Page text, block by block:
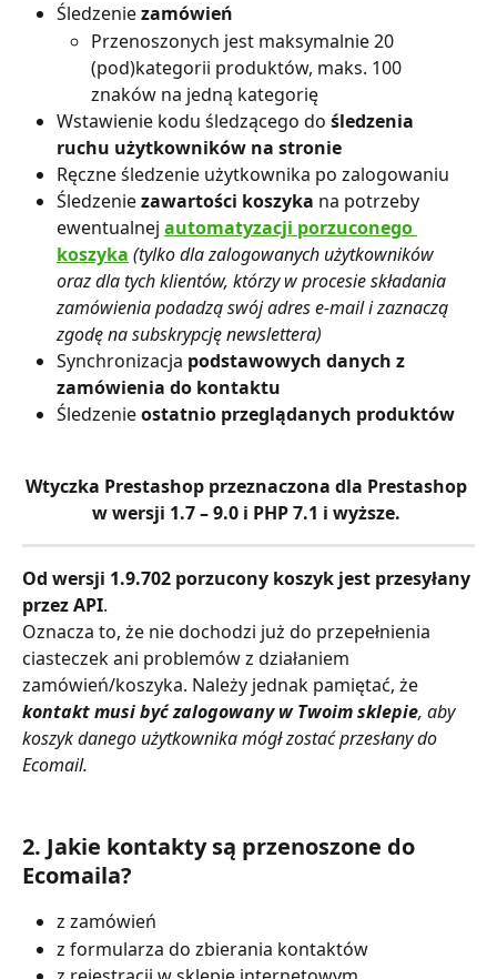
Śledzenie zamówień
Przenoszonych jest maksymalnie 20
(pod)kategorii produktów, maks. 100
znaków na jedną kategorię
Wstawienie kodu śledzącego do śledzenia
ruchu użytkowników na stronie
Ręczne śledzenie użytkownika po zalogowaniu
Śledzenie zawartości koszyka na potrzeby
ewentualnej automatyzacji porzuconego
koszyka (tylko dla zalogowanych użytkowników
oraz dla tych klientów, którzy w procesie składania
zamówienia podadzą swój adres e-mail i zaznaczą
zgodę na subskrypcję newslettera)
Synchronizacja podstawowych danych z
zamówienia do kontaktu
Śledzenie ostatnio przeglądanych produktów
Wtyczka Prestashop przeznaczona dla Prestashop
w wersji 1.7 – 9.0 i PHP 7.1 i wyższe.
Od wersji 1.9.702 porzucony koszyk jest przesyłany
przez API.
Oznacza to, że nie dochodzi już do przepełnienia
ciasteczek ani problemów z działaniem
zamówień/koszyka. Należy jednak pamiętać, że
kontakt musi być zalogowany w Twoim sklepie, aby
koszyk danego użytkownika mógł zostać przesłany do
Ecomail.
2. Jakie kontakty są przenoszone do
Ecomaila?
z zamówień
z formularza do zbierania kontaktów